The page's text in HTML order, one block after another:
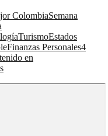
ColombiaSemana
TurismoEstados
Finanzas Personales4
en